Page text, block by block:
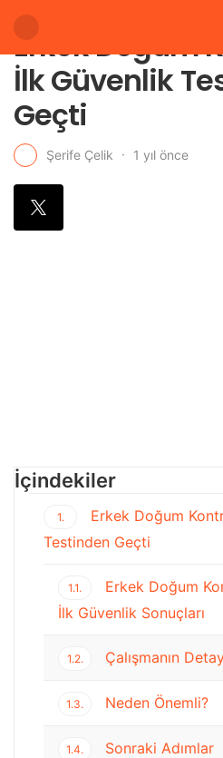
Erkek Doğum
İlk Güvenlik
Geçti
Şerife Çelik 1 yıl önce
İçindekiler
1.
Erkek Doğum
Testinden Geçti
1.1.
Erkek Doğum
İlk Güvenlik Sonuçları
1.2. Çalışmanın
1.3. Neden Önemli?
1.4. Sonraki Adımlar